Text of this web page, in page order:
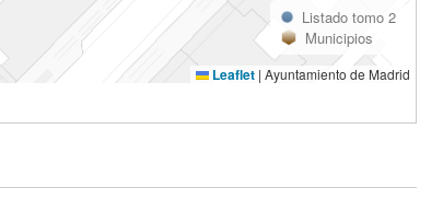
Listado tomo 2
Municipios
Leaflet | Ayuntamiento de Madrid